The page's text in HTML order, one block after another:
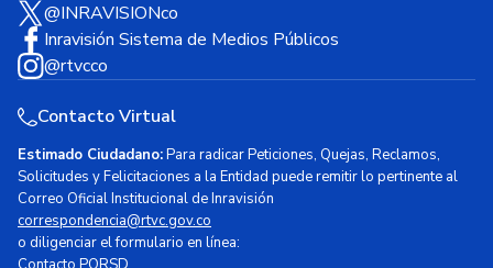
@INRAVISIONco
Inravisión Sistema de Medios Públicos
@rtvcco
Contacto Virtual
Estimado Ciudadano:Para radicar Peticiones, Quejas, Reclamos,
Solicitudes y Felicitaciones a la Entidad puede remitir lo pertinente al
Correo Oficial Institucional de Inravisión
correspondencia@rtvc.gov.co
o diligenciar el formulario en línea: